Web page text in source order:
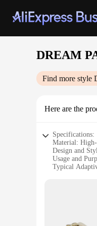
DREAM
Find more style
Here are the
Specifications:
Material:
Design and
Usage and
Typical
Performance
**Elegant
The DREAM
on comfort.